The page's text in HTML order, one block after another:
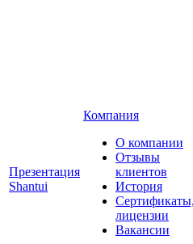
Презентация
Shantui
Компания
О компании
Отзывы
клиентов
История
Сертификаты,
лицензии
Вакансии